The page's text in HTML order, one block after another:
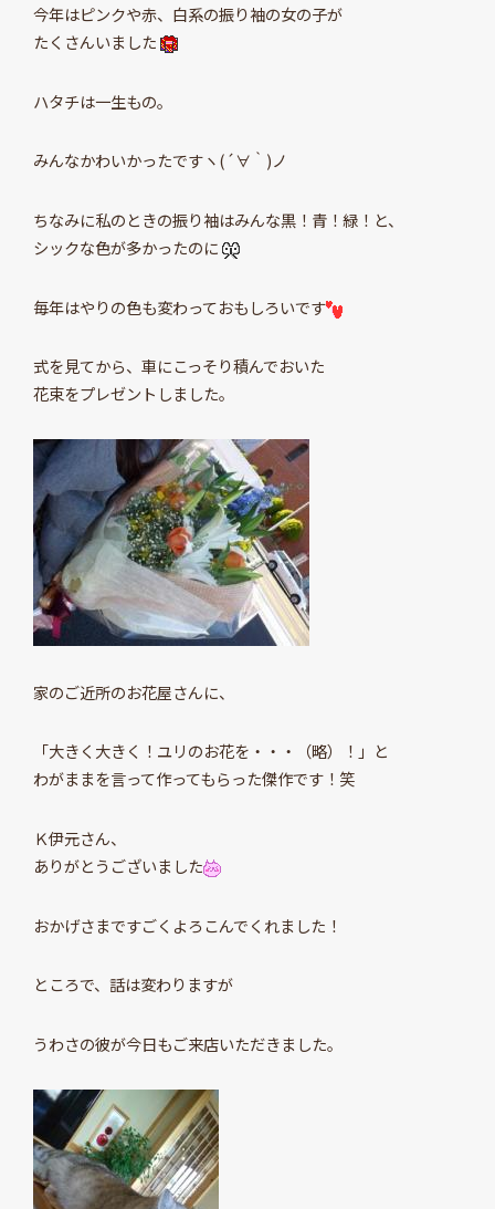
今年はピンクや赤、白系の振り袖の女の子が
たくさんいました
ハタチは一生もの。
みんなかわいかったですヽ(´∀｀)ノ
ちなみに私のときの振り袖はみんな黒！青！緑！と、
シックな色が多かったのに
毎年はやりの色も変わっておもしろいです
式を見てから、車にこっそり積んでおいた
花束をプレゼントしました。
家のご近所のお花屋さんに、
「大きく大きく！ユリのお花を・・・（略）！」と
わがままを言って作ってもらった傑作です！笑
Ｋ伊元さん、
ありがとうございました
おかげさまですごくよろこんでくれました！
ところで、話は変わりますが
うわさの彼が今日もご来店いただきました。